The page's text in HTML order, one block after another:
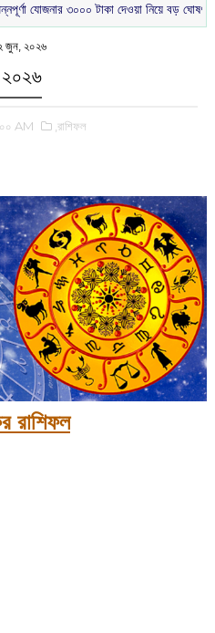
যোজনার ৩০০০ টাকা দেওয়া নিয়ে বড় ঘোষণা
জুন, ২০২৬
AM ,রাশিফল
রাশিফল